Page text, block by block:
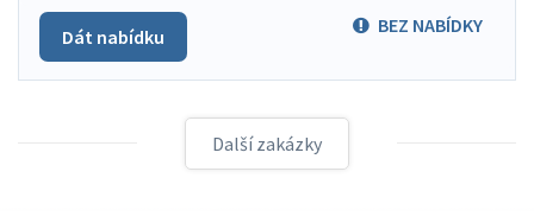
BEZ NABÍDKY
Dát nabídku
Další zakázky